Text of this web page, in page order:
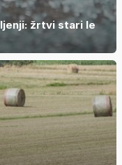
žrtvi stari le